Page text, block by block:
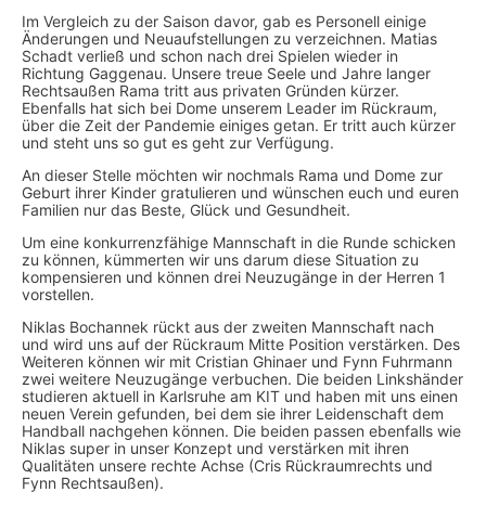
Im Vergleich zu der Saison davor, gab es Personell einige
Änderungen und Neuaufstellungen zu verzeichnen. Matias
Schadt verließ und schon nach drei Spielen wieder in
Richtung Gaggenau. Unsere treue Seele und Jahre langer
Rechtsaußen Rama tritt aus privaten Gründen kürzer.
Ebenfalls hat sich bei Dome unserem Leader im Rückraum,
über die Zeit der Pandemie einiges getan. Er tritt auch kürzer
und steht uns so gut es geht zur Verfügung.
An dieser Stelle möchten wir nochmals Rama und Dome zur
Geburt ihrer Kinder gratulieren und wünschen euch und euren
Familien nur das Beste, Glück und Gesundheit.
Um eine konkurrenzfähige Mannschaft in die Runde schicken
zu können, kümmerten wir uns darum diese Situation zu
kompensieren und können drei Neuzugänge in der Herren 1
vorstellen.
Niklas Bochannek rückt aus der zweiten Mannschaft nach
und wird uns auf der Rückraum Mitte Position verstärken. Des
Weiteren können wir mit Cristian Ghinaer und Fynn Fuhrmann
zwei weitere Neuzugänge verbuchen. Die beiden Linkshänder
studieren aktuell in Karlsruhe am KIT und haben mit uns einen
neuen Verein gefunden, bei dem sie ihrer Leidenschaft dem
Handball nachgehen können. Die beiden passen ebenfalls wie
Niklas super in unser Konzept und verstärken mit ihren
Qualitäten unsere rechte Achse (Cris Rückraumrechts und
Fynn Rechtsaußen).